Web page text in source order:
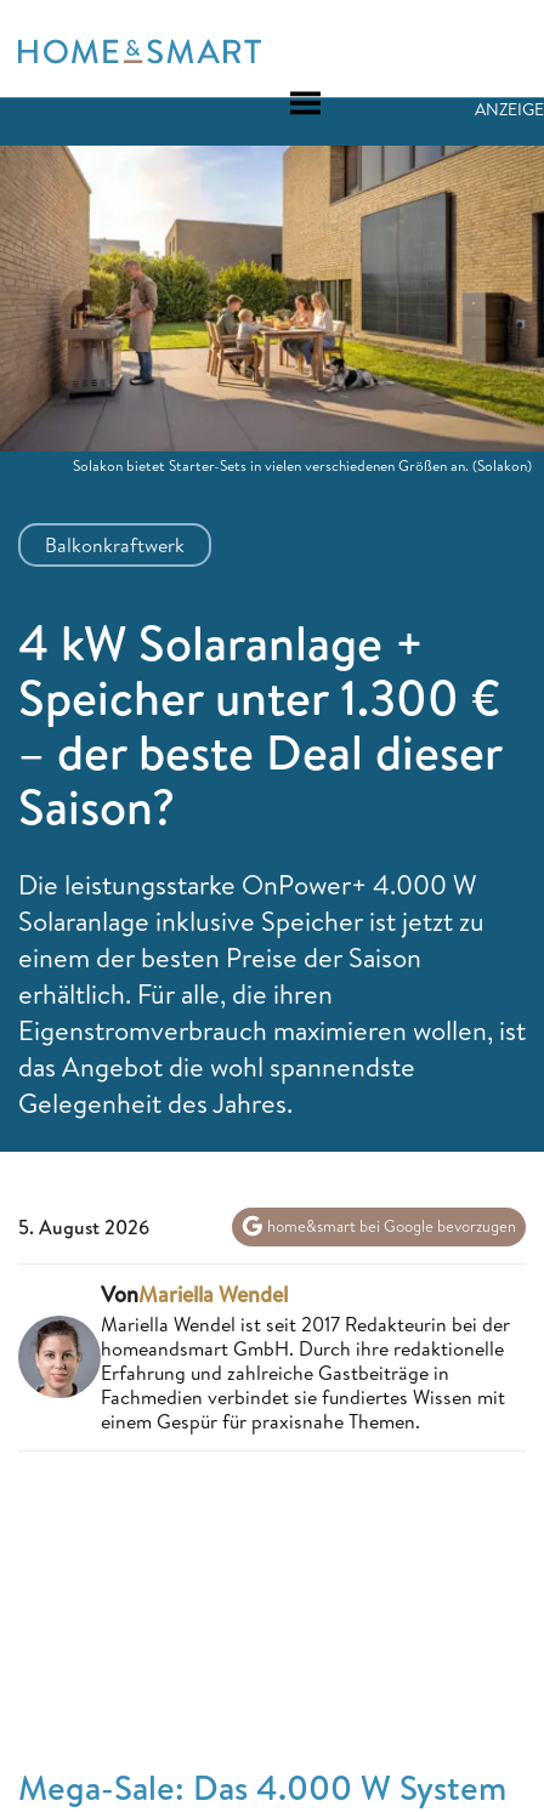
to
Balkonkraftwerk
ANZEIGE
4 kW Solaranlage +
Speicher unter 1.300 €
– der beste Deal dieser
Saison?
Die leistungsstarke OnPower+ 4.000 W
Solaranlage inklusive Speicher ist jetzt zu
einem der besten Preise der Saison
erhältlich. Für alle, die ihren
Eigenstromverbrauch maximieren wollen, ist
das Angebot die wohl spannendste
Gelegenheit des Jahres.
Solakon bietet Starter-Sets in vielen verschiedenen Größen an.(Solakon)
5. August 2026 home&smart bei Google bevorzugen
VonMariella Wendel
Mariella Wendel ist seit 2017 Redakteurin bei der
homeandsmart GmbH. Durch ihre redaktionelle
Erfahrung und zahlreiche Gastbeiträge in
Fachmedien verbindet sie fundiertes Wissen mit
einem Gespür für praxisnahe Themen.
Mega-Sale: Das 4.000 W System